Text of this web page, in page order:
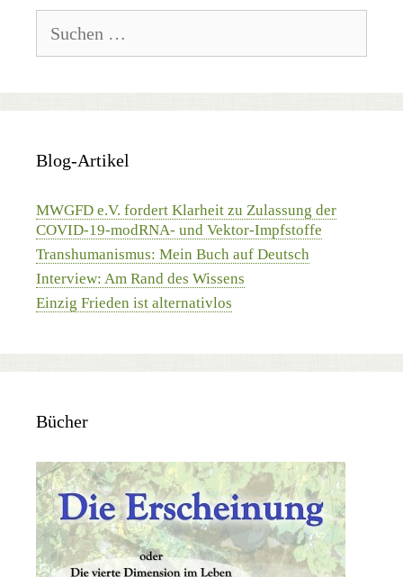
nach:
Blog-Artikel
MWGFD e.V. fordert Klarheit zu Zulassung der
COVID-19-modRNA- und Vektor-Impfstoffe
Transhumanismus: Mein Buch auf Deutsch
Interview: Am Rand des Wissens
Einzig Frieden ist alternativlos
Bücher